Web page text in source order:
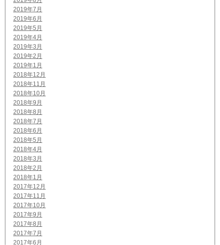
2019年7月
2019年6月
2019年5月
2019年4月
2019年3月
2019年2月
2019年1月
2018年12月
2018年11月
2018年10月
2018年9月
2018年8月
2018年7月
2018年6月
2018年5月
2018年4月
2018年3月
2018年2月
2018年1月
2017年12月
2017年11月
2017年10月
2017年9月
2017年8月
2017年7月
2017年6月